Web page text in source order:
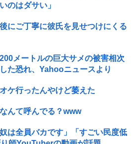
のはダサい」
にご丁寧に彼氏を見せつけにくる
メートルの巨大サメの被害相次
た恐れ、Yahooニュースより
ケ行ったんやけど萎えた
んて呼んでる？www
は全員バカです」「すごい民度低